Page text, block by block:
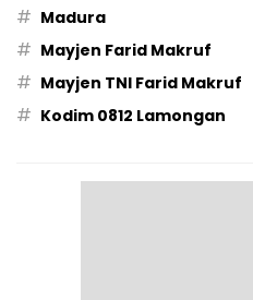
# Madura
# Mayjen Farid Makruf
# Mayjen TNI Farid Makruf
# Kodim 0812 Lamongan